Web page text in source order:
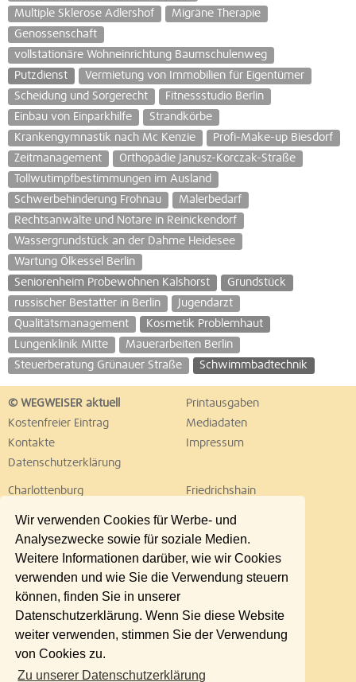
Wir verwenden Cookies für Werbe- und
Analysezwecke sowie für soziale Medien.
Weitere Informationen darüber, wie wir Cookies
verwenden und wie Sie die Verwendung steuern
können, finden Sie in unserer
Datenschutzerklärung. Wenn Sie diese Website
weiter verwenden, stimmen Sie der Verwendung
von Cookies zu.
Zu unserer Datenschutzerklärung
Multiple Sklerose Adlershof
Migräne Therapie
Genossenschaft
vollstationäre Wohneinrichtung Baumschulenweg
Putzdienst
Vermietung von Immobilien für Eigentümer
Scheidung und Sorgerecht
Fitnessstudio Berlin
Einbau von Einparkhilfe
Strandkörbe
Krankengymnastik nach Mc Kenzie
Profi-Make-up Biesdorf
Zeitmanagement
Orthopädie Janusz-Korczak-Straße
Tollwutimpfbestimmungen im Ausland
Schwerbehinderung Frohnau
Malerbedarf
Rechtsanwälte und Notare in Reinickendorf
Wassergrundstück an der Dahme Heidesee
Wartung Ölkessel Berlin
Seniorenheim Probewohnen Kalshorst
Grundstück
russischer Bestatter in Berlin
Jugendarzt
Qualitätsmanagement
Kosmetik Problemhaut
Lungenklinik Mitte
Mauerarbeiten Berlin
Steuerberatung Grünauer Straße
Schwimmbadtechnik
© WEGWEISER aktuell
Printausgaben
Kostenfreier Eintrag
Mediadaten
Kontakte
Impressum
Datenschutzerklärung
Charlottenburg
Friedrichshain
Lichtenberg
Marzahn
Neukölln
Pankow
Reinickendorf
Schöneberg
Spandau
Steglitz
Tempelhof
Treptow
Umland Ost